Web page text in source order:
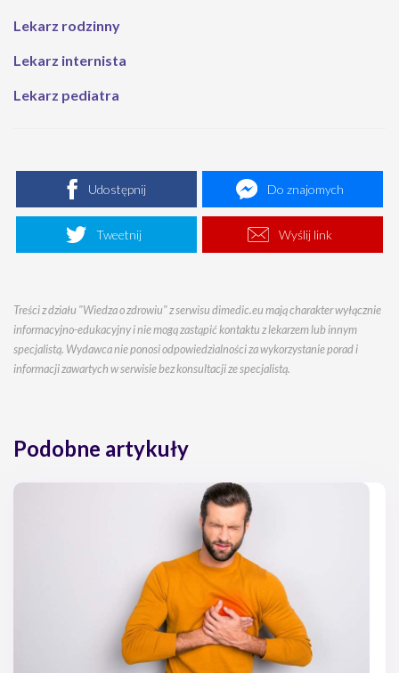
Lekarz rodzinny
Lekarz internista
Lekarz pediatra
Udostępnij Do znajomych
Tweetnij Wyślij link
Treści z działu "Wiedza o zdrowiu" z serwisu dimedic.eu mają charakter wyłącznie
informacyjno-edukacyjny i nie mogą zastąpić kontaktu z lekarzem lub innym
specjalistą. Wydawca nie ponosi odpowiedzialności za wykorzystanie porad i
informacji zawartych w serwisie bez konsultacji ze specjalistą.
Podobne artykuły